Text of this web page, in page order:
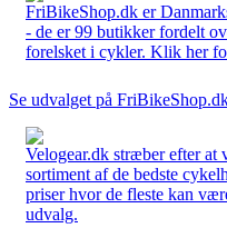
FriBikeShop.dk er
- de er 99 butikker fordelt
forelsket i cykler. Klik her
Se udvalget på
Velogear.dk stræber efter
sortiment af de bedste
priser hvor de fleste kan
udvalg.